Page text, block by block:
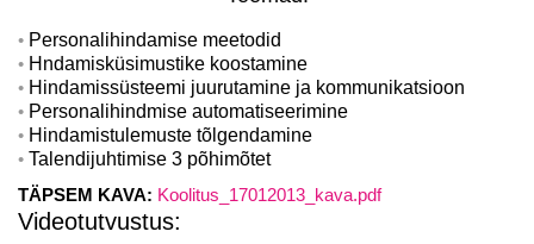
Personalihindamise meetodid
Hndamisküsimustike koostamine
Hindamissüsteemi juurutamine ja kommunikatsioon
Personalihindmise automatiseerimine
Hindamistulemuste tõlgendamine
Talendijuhtimise 3 põhimõtet
TÄPSEM KAVA: Koolitus_17012013_kava.pdf
Videotutvustus: